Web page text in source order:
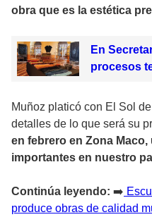
obra que es la estética
En
procesos
Muñoz platicó con El Sol
detalles de lo que será su
en febrero en Zona
importantes en nuestro
Continúa leyendo: ➡️
produce obras de calidad